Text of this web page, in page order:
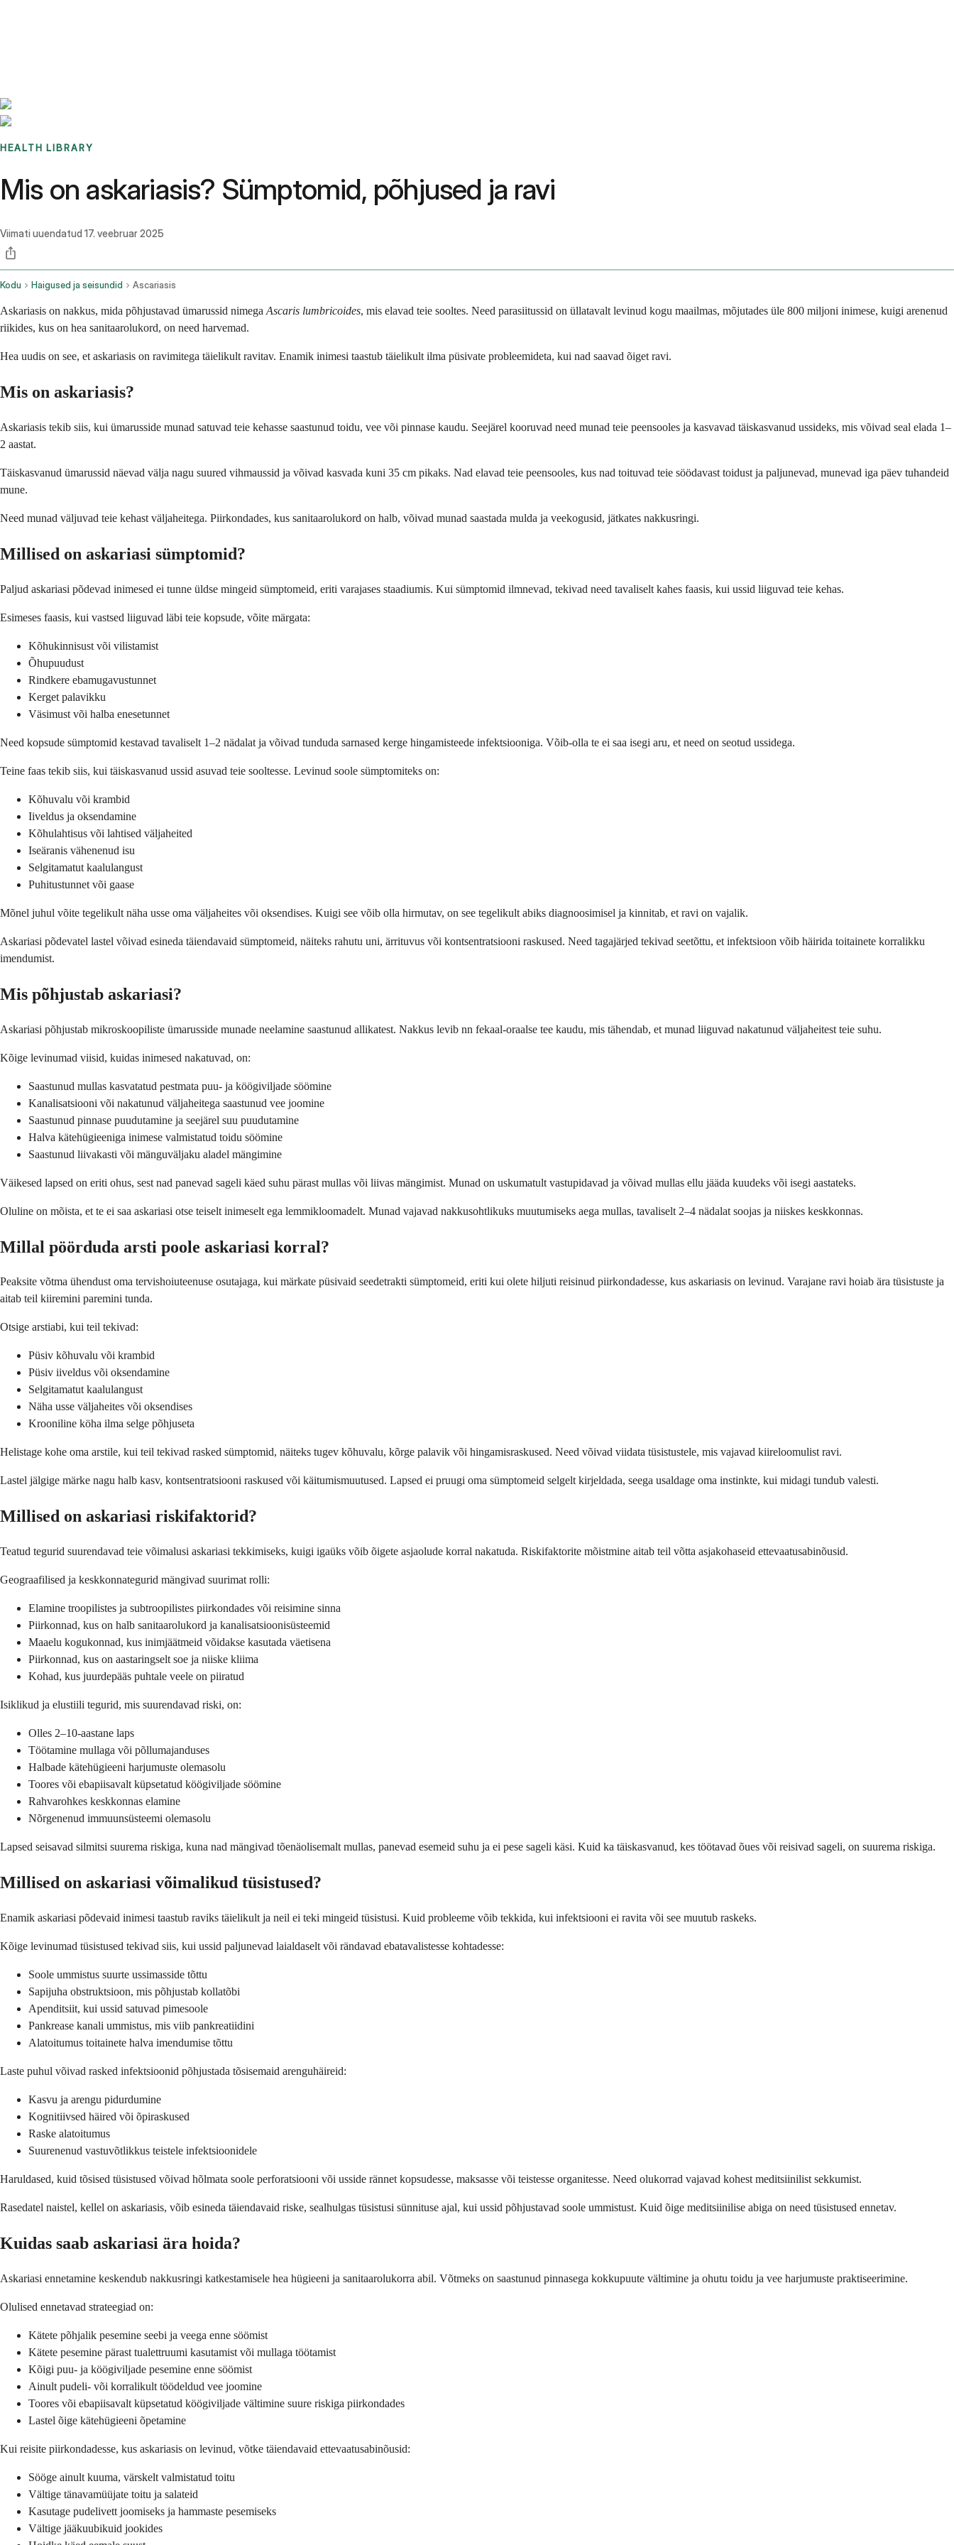
HEALTH LIBRARY
Mis on askariasis? Sümptomid, põhjused ja ravi
Viimati uuendatud 17. veebruar 2025
Kodu Haigused ja seisundid Ascariasis
Askariasis on nakkus, mida põhjustavad ümarussid nimega Ascaris lumbricoides, mis elavad teie sooltes. Need parasiitussid on üllatavalt levinud kogu maailmas, mõjutades üle 800 miljoni inimese, kuigi arenenud
riikides, kus on hea sanitaarolukord, on need harvemad.
Hea uudis on see, et askariasis on ravimitega täielikult ravitav. Enamik inimesi taastub täielikult ilma püsivate probleemideta, kui nad saavad õiget ravi.
Mis on askariasis?
Askariasis tekib siis, kui ümarusside munad satuvad teie kehasse saastunud toidu, vee või pinnase kaudu. Seejärel kooruvad need munad teie peensooles ja kasvavad täiskasvanud ussideks, mis võivad seal elada 1–
2 aastat.
Täiskasvanud ümarussid näevad välja nagu suured vihmaussid ja võivad kasvada kuni 35 cm pikaks. Nad elavad teie peensooles, kus nad toituvad teie söödavast toidust ja paljunevad, munevad iga päev tuhandeid
mune.
Need munad väljuvad teie kehast väljaheitega. Piirkondades, kus sanitaarolukord on halb, võivad munad saastada mulda ja veekogusid, jätkates nakkusringi.
Millised on askariasi sümptomid?
Paljud askariasi põdevad inimesed ei tunne üldse mingeid sümptomeid, eriti varajases staadiumis. Kui sümptomid ilmnevad, tekivad need tavaliselt kahes faasis, kui ussid liiguvad teie kehas.
Esimeses faasis, kui vastsed liiguvad läbi teie kopsude, võite märgata:
Kõhukinnisust või vilistamist
Õhupuudust
Rindkere ebamugavustunnet
Kerget palavikku
Väsimust või halba enesetunnet
Need kopsude sümptomid kestavad tavaliselt 1–2 nädalat ja võivad tunduda sarnased kerge hingamisteede infektsiooniga. Võib-olla te ei saa isegi aru, et need on seotud ussidega.
Teine faas tekib siis, kui täiskasvanud ussid asuvad teie sooltesse. Levinud soole sümptomiteks on:
Kõhuvalu või krambid
Iiveldus ja oksendamine
Kõhulahtisus või lahtised väljaheited
Iseäranis vähenenud isu
Selgitamatut kaalulangust
Puhitustunnet või gaase
Mõnel juhul võite tegelikult näha usse oma väljaheites või oksendises. Kuigi see võib olla hirmutav, on see tegelikult abiks diagnoosimisel ja kinnitab, et ravi on vajalik.
Askariasi põdevatel lastel võivad esineda täiendavaid sümptomeid, näiteks rahutu uni, ärrituvus või kontsentratsiooni raskused. Need tagajärjed tekivad seetõttu, et infektsioon võib häirida toitainete korralikku
imendumist.
Mis põhjustab askariasi?
Askariasi põhjustab mikroskoopiliste ümarusside munade neelamine saastunud allikatest. Nakkus levib nn fekaal-oraalse tee kaudu, mis tähendab, et munad liiguvad nakatunud väljaheitest teie suhu.
Kõige levinumad viisid, kuidas inimesed nakatuvad, on:
Saastunud mullas kasvatatud pestmata puu- ja köögiviljade söömine
Kanalisatsiooni või nakatunud väljaheitega saastunud vee joomine
Saastunud pinnase puudutamine ja seejärel suu puudutamine
Halva kätehügieeniga inimese valmistatud toidu söömine
Saastunud liivakasti või mänguväljaku aladel mängimine
Väikesed lapsed on eriti ohus, sest nad panevad sageli käed suhu pärast mullas või liivas mängimist. Munad on uskumatult vastupidavad ja võivad mullas ellu jääda kuudeks või isegi aastateks.
Oluline on mõista, et te ei saa askariasi otse teiselt inimeselt ega lemmikloomadelt. Munad vajavad nakkusohtlikuks muutumiseks aega mullas, tavaliselt 2–4 nädalat soojas ja niiskes keskkonnas.
Millal pöörduda arsti poole askariasi korral?
Peaksite võtma ühendust oma tervishoiuteenuse osutajaga, kui märkate püsivaid seedetrakti sümptomeid, eriti kui olete hiljuti reisinud piirkondadesse, kus askariasis on levinud. Varajane ravi hoiab ära tüsistuste ja
aitab teil kiiremini paremini tunda.
Otsige arstiabi, kui teil tekivad:
Püsiv kõhuvalu või krambid
Püsiv iiveldus või oksendamine
Selgitamatut kaalulangust
Näha usse väljaheites või oksendises
Krooniline köha ilma selge põhjuseta
Helistage kohe oma arstile, kui teil tekivad rasked sümptomid, näiteks tugev kõhuvalu, kõrge palavik või hingamisraskused. Need võivad viidata tüsistustele, mis vajavad kiireloomulist ravi.
Lastel jälgige märke nagu halb kasv, kontsentratsiooni raskused või käitumismuutused. Lapsed ei pruugi oma sümptomeid selgelt kirjeldada, seega usaldage oma instinkte, kui midagi tundub valesti.
Millised on askariasi riskifaktorid?
Teatud tegurid suurendavad teie võimalusi askariasi tekkimiseks, kuigi igaüks võib õigete asjaolude korral nakatuda. Riskifaktorite mõistmine aitab teil võtta asjakohaseid ettevaatusabinõusid.
Geograafilised ja keskkonnategurid mängivad suurimat rolli:
Elamine troopilistes ja subtroopilistes piirkondades või reisimine sinna
Piirkonnad, kus on halb sanitaarolukord ja kanalisatsioonisüsteemid
Maaelu kogukonnad, kus inimjäätmeid võidakse kasutada väetisena
Piirkonnad, kus on aastaringselt soe ja niiske kliima
Kohad, kus juurdepääs puhtale veele on piiratud
Isiklikud ja elustiili tegurid, mis suurendavad riski, on:
Olles 2–10-aastane laps
Töötamine mullaga või põllumajanduses
Halbade kätehügieeni harjumuste olemasolu
Toores või ebapiisavalt küpsetatud köögiviljade söömine
Rahvarohkes keskkonnas elamine
Nõrgenenud immuunsüsteemi olemasolu
Lapsed seisavad silmitsi suurema riskiga, kuna nad mängivad tõenäolisemalt mullas, panevad esemeid suhu ja ei pese sageli käsi. Kuid ka täiskasvanud, kes töötavad õues või reisivad sageli, on suurema riskiga.
Millised on askariasi võimalikud tüsistused?
Enamik askariasi põdevaid inimesi taastub raviks täielikult ja neil ei teki mingeid tüsistusi. Kuid probleeme võib tekkida, kui infektsiooni ei ravita või see muutub raskeks.
Kõige levinumad tüsistused tekivad siis, kui ussid paljunevad laialdaselt või rändavad ebatavalistesse kohtadesse:
Soole ummistus suurte ussimasside tõttu
Sapijuha obstruktsioon, mis põhjustab kollatõbi
Apenditsiit, kui ussid satuvad pimesoole
Pankrease kanali ummistus, mis viib pankreatiidini
Alatoitumus toitainete halva imendumise tõttu
Laste puhul võivad rasked infektsioonid põhjustada tõsisemaid arenguhäireid:
Kasvu ja arengu pidurdumine
Kognitiivsed häired või õpiraskused
Raske alatoitumus
Suurenenud vastuvõtlikkus teistele infektsioonidele
Haruldased, kuid tõsised tüsistused võivad hõlmata soole perforatsiooni või usside rännet kopsudesse, maksasse või teistesse organitesse. Need olukorrad vajavad kohest meditsiinilist sekkumist.
Rasedatel naistel, kellel on askariasis, võib esineda täiendavaid riske, sealhulgas tüsistusi sünnituse ajal, kui ussid põhjustavad soole ummistust. Kuid õige meditsiinilise abiga on need tüsistused ennetav.
Kuidas saab askariasi ära hoida?
Askariasi ennetamine keskendub nakkusringi katkestamisele hea hügieeni ja sanitaarolukorra abil. Võtmeks on saastunud pinnasega kokkupuute vältimine ja ohutu toidu ja vee harjumuste praktiseerimine.
Olulised ennetavad strateegiad on:
Kätete põhjalik pesemine seebi ja veega enne söömist
Kätete pesemine pärast tualettruumi kasutamist või mullaga töötamist
Kõigi puu- ja köögiviljade pesemine enne söömist
Ainult pudeli- või korralikult töödeldud vee joomine
Toores või ebapiisavalt küpsetatud köögiviljade vältimine suure riskiga piirkondades
Lastel õige kätehügieeni õpetamine
Kui reisite piirkondadesse, kus askariasis on levinud, võtke täiendavaid ettevaatusabinõusid:
Sööge ainult kuuma, värskelt valmistatud toitu
Vältige tänavamüüjate toitu ja salateid
Kasutage pudelivett joomiseks ja hammaste pesemiseks
Vältige jääkuubikuid jookides